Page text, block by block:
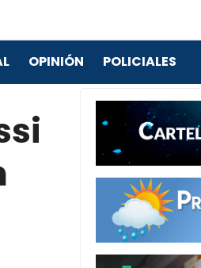
OPINIÓN POLICIALES